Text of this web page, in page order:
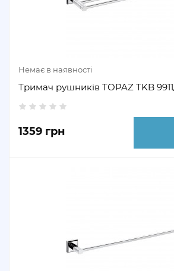
Немає в наявності
Тримач рушників TOPAZ TKB
1359 грн